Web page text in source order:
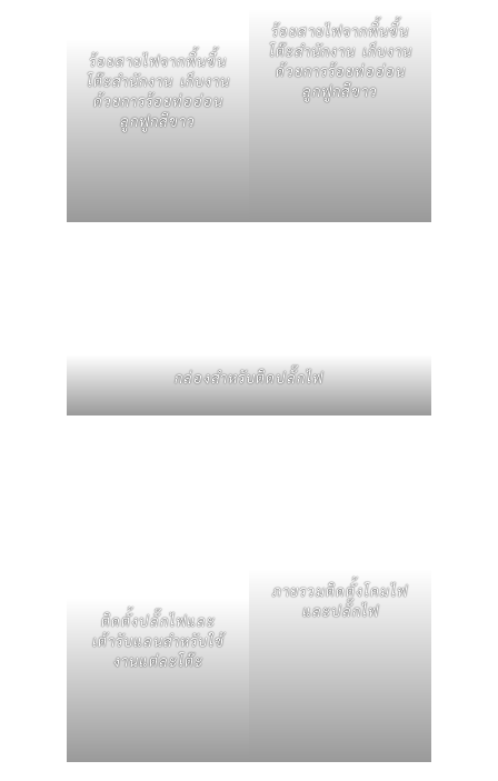
ร้อยสายไฟจากพื้นขึ้น
โต๊ะสำนักงาน เก็บงาน
ด้วยการร้อยท่ออ่อน
ลูกฟูกสีขาว
ร้อยสายไฟจากพื้นขึ้น
โต๊ะสำนักงาน เก็บงาน
ด้วยการร้อยท่ออ่อน
ลูกฟูกสีขาว
กล่องสำหรับติดปลั๊กไฟ
ติดตั้งปลั๊กไฟและ
เต้ารับแลนสำหรับใช้
งานแต่ละโต๊ะ
ภายรวมติดตั้งโคมไฟ
และปลั๊กไฟ